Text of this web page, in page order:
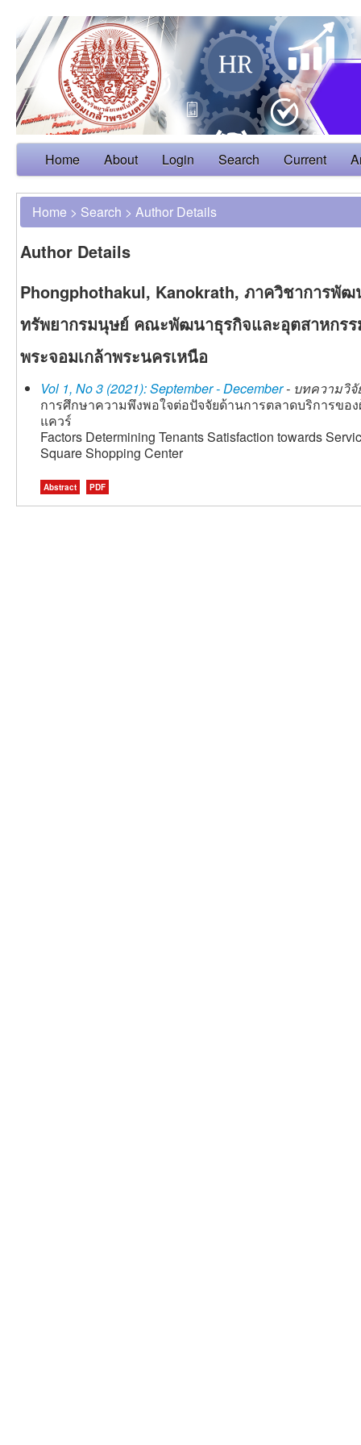
Home About Login Search Current
Home > Search > Author Details
Author Details
Phongphothakul, Kanokrath, ภาควิชาการพั
ทรัพยากรมนุษย์ คณะพัฒนาธุรกิจและอุตสาหกรร
พระจอมเกล้าพระนครเหนือ
Vol 1, No 3 (2021): September - December- บทความวิจั
การศึกษาความพึงพอใจต่อปัจจัยด้านการตลาดบริการข
แควร์
Factors Determining Tenants Satisfaction towards
Square Shopping Center
Abstract PDF